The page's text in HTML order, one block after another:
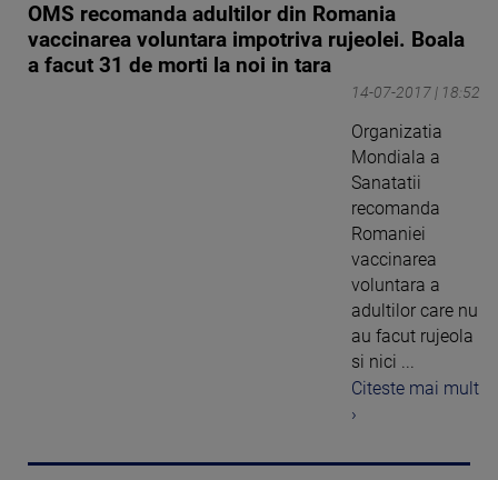
OMS recomanda adultilor din Romania
vaccinarea voluntara impotriva rujeolei. Boala
a facut 31 de morti la noi in tara
14-07-2017 | 18:52
Organizatia
Mondiala a
Sanatatii
recomanda
Romaniei
vaccinarea
voluntara a
adultilor care nu
au facut rujeola
si nici ...
Citeste mai mult
›